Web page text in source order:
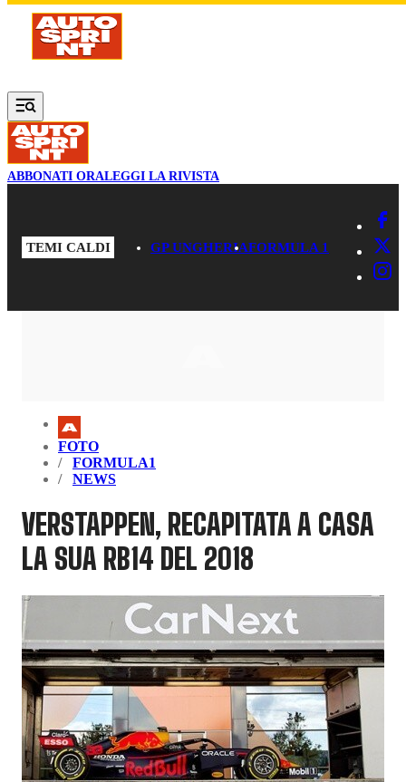
Vai al contenuto principale
ABBONATI ORALEGGI LA RIVISTA
TEMI CALDI GP UNGHERIAFORMULA 1
FOTO
FORMULA1
NEWS
VERSTAPPEN, RECAPITATA A CASA
LA SUA RB14 DEL 2018